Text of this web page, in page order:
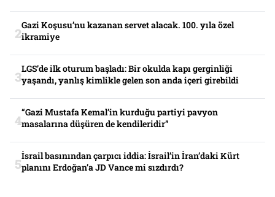
Gazi Koşusu’nu kazanan servet alacak. 100. yıla özel
ikramiye
LGS’de ilk oturum başladı: Bir okulda kapı gerginliği
yaşandı, yanlış kimlikle gelen son anda içeri girebildi
“Gazi Mustafa Kemal’in kurduğu partiyi pavyon
masalarına düşüren de kendileridir”
İsrail basınından çarpıcı iddia: İsrail’in İran’daki Kürt
planını Erdoğan’a JD Vance mi sızdırdı?